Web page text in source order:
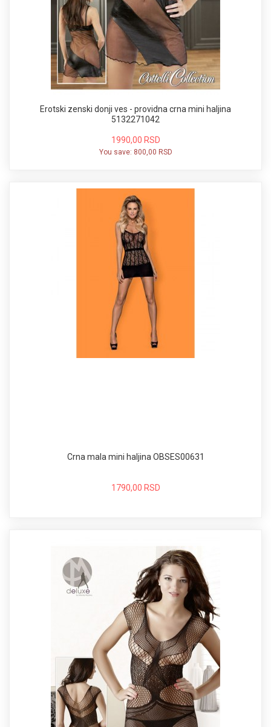
Erotski zenski donji ves - providna crna mini haljina
5132271042
1990,00 RSD
You save: 800,00 RSD
Crna mala mini haljina OBSES00631
1790,00 RSD